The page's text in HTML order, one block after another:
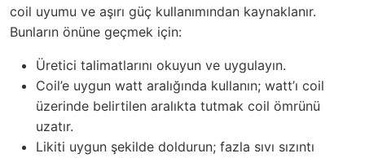
coil uyumu ve aşırı güç kullanımından kaynaklanır.
Bunların önüne geçmek için:
Üretici talimatlarını okuyun ve uygulayın.
Coil’e uygun watt aralığında kullanın; watt’ı coil
üzerinde belirtilen aralıkta tutmak coil ömrünü
uzatır.
Likiti uygun şekilde doldurun; fazla sıvı sızıntı